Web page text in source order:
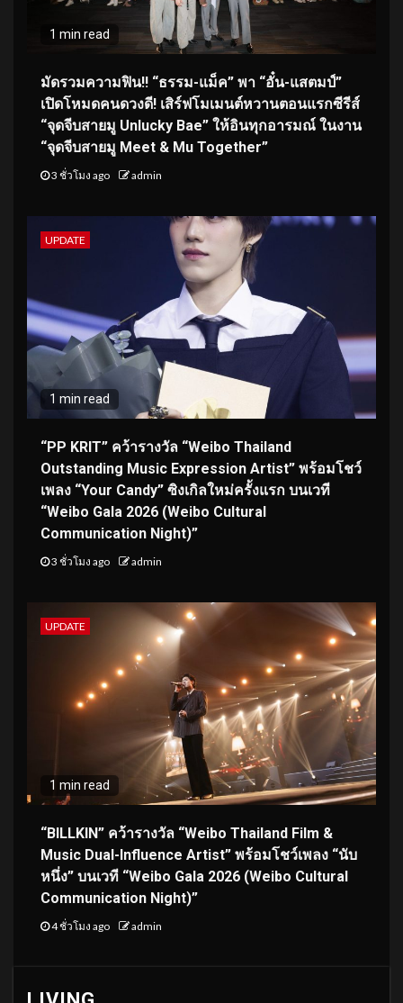
1 min read
มัดรวมความฟิน!! “ธรรม-แม็ค” พา “อั๋น-แสตมป์”
เปิดโหมดคนดวงดี! เสิร์ฟโมเมนต์หวานตอนแรกซีรีส์
“จุดจีบสายมู Unlucky Bae” ให้อินทุกอารมณ์ ในงาน
“จุดจีบสายมู Meet & Mu Together”
3 ชั่วโมง ago admin
UPDATE
1 min read
“PP KRIT” คว้ารางวัล “Weibo Thailand
Outstanding Music Expression Artist” พร้อมโชว์
เพลง “Your Candy” ซิงเกิลใหม่ครั้งแรก บนเวที
“Weibo Gala 2026 (Weibo Cultural
Communication Night)”
3 ชั่วโมง ago admin
UPDATE
1 min read
“BILLKIN” คว้ารางวัล “Weibo Thailand Film &
Music Dual-Influence Artist” พร้อมโชว์เพลง “นับ
หนึ่ง” บนเวที “Weibo Gala 2026 (Weibo Cultural
Communication Night)”
4 ชั่วโมง ago admin